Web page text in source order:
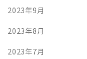
2023年9月
2023年8月
2023年7月